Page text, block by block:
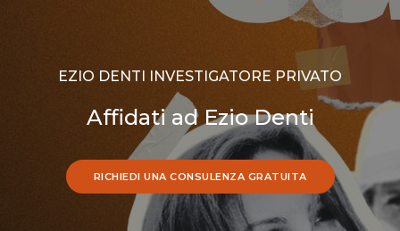
EZIO DENTI INVESTIGATORE PRIVATO
Affidati ad Ezio Denti
RICHIEDI UNA CONSULENZA GRATUITA